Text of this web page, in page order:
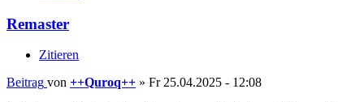
Remaster
Zitieren
Beitrag von ++Quroq++ » Fr 25.04.2025 - 12:08